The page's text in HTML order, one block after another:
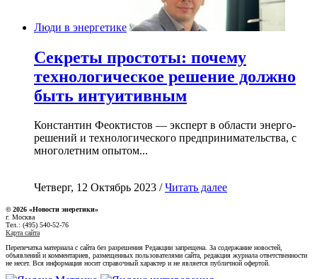
Люди в энергетике
Секреты простоты: почему
технологическое решение должно
быть интуитивным
Константин Феоктистов — эксперт в области энерго-
решений и технологического предпринимательства, с
многолетним опытом...
Четверг, 12 Октябрь 2023 /Читать далее
© 2026 «Новости энеретики»
г. Москва
Тел.: (495) 540-52-76
Карта сайта
Перепечатка материала с сайта без разрешения Редакции запрещена. За содержание новостей,
объявлений и комментариев, размещенных пользователями сайта, редакция журнала ответственности
не несет. Вся информация носит справочный характер и не является публичной офертой.